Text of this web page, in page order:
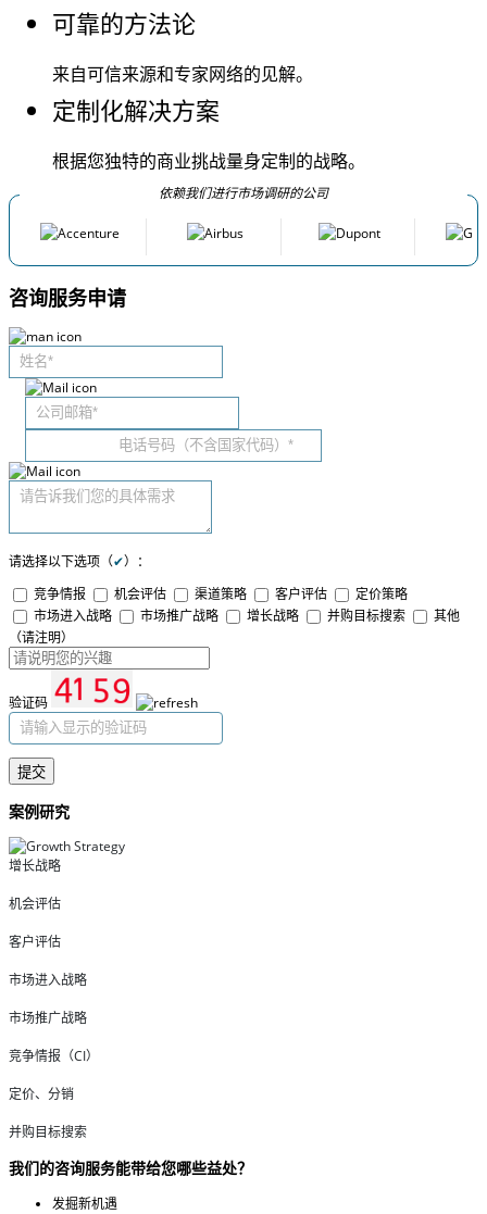
可靠的方法论
来自可信来源和专家网络的见解。
定制化解决方案
根据您独特的商业挑战量身定制的战略。
依赖我们进行市场调研的公司
咨询服务申请
请选择以下选项（✔）：
竞争情报
机会评估 渠道策略 客户评估
定价策略
市场进入战略
市场推广战略 增长战略 并购目标搜索
其他
（请注明）
验证码
提交
案例研究
增长战略
机会评估
客户评估
市场进入战略
市场推广战略
竞争情报（CI）
定价、分销
并购目标搜索
我们的咨询服务能带给您哪些益处？
发掘新机遇